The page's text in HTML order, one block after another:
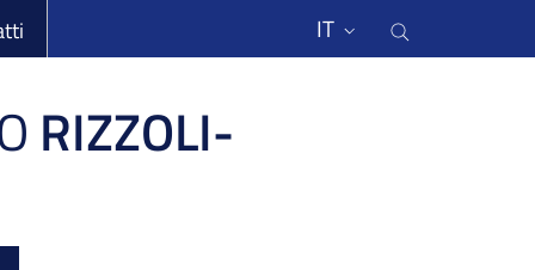
IT
RIZZOLI-